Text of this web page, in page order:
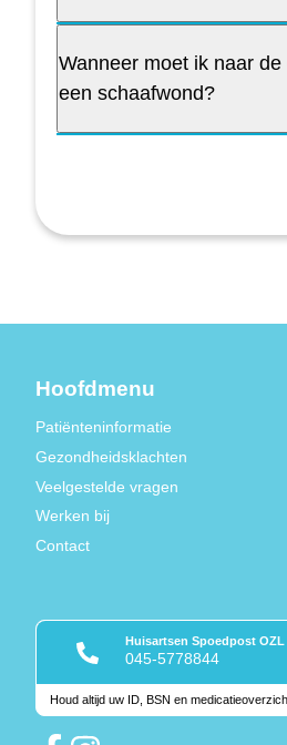
Wanneer moet ik naar de
een schaafwond?
Hoofdmenu
Patiënteninformatie
Gezondheidsklachten
Veelgestelde vragen
Werken bij
Contact
Huisartsen Spoedpost OZL
045-5778844
Houd altijd uw ID, BSN en